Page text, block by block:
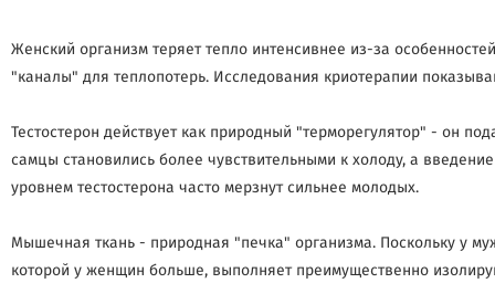
Женский организм теряет тепло интенсивнее из-за
"каналы" для теплопотерь. Исследования криотерапии
Тестостерон действует как природный "терморегулятор" - он
самцы становились более чувствительными к холоду, а
уровнем тестостерона часто мерзнут сильнее молодых.
Мышечная ткань - природная "печка" организма. Поскольку у
которой у женщин больше, выполняет преимущественно